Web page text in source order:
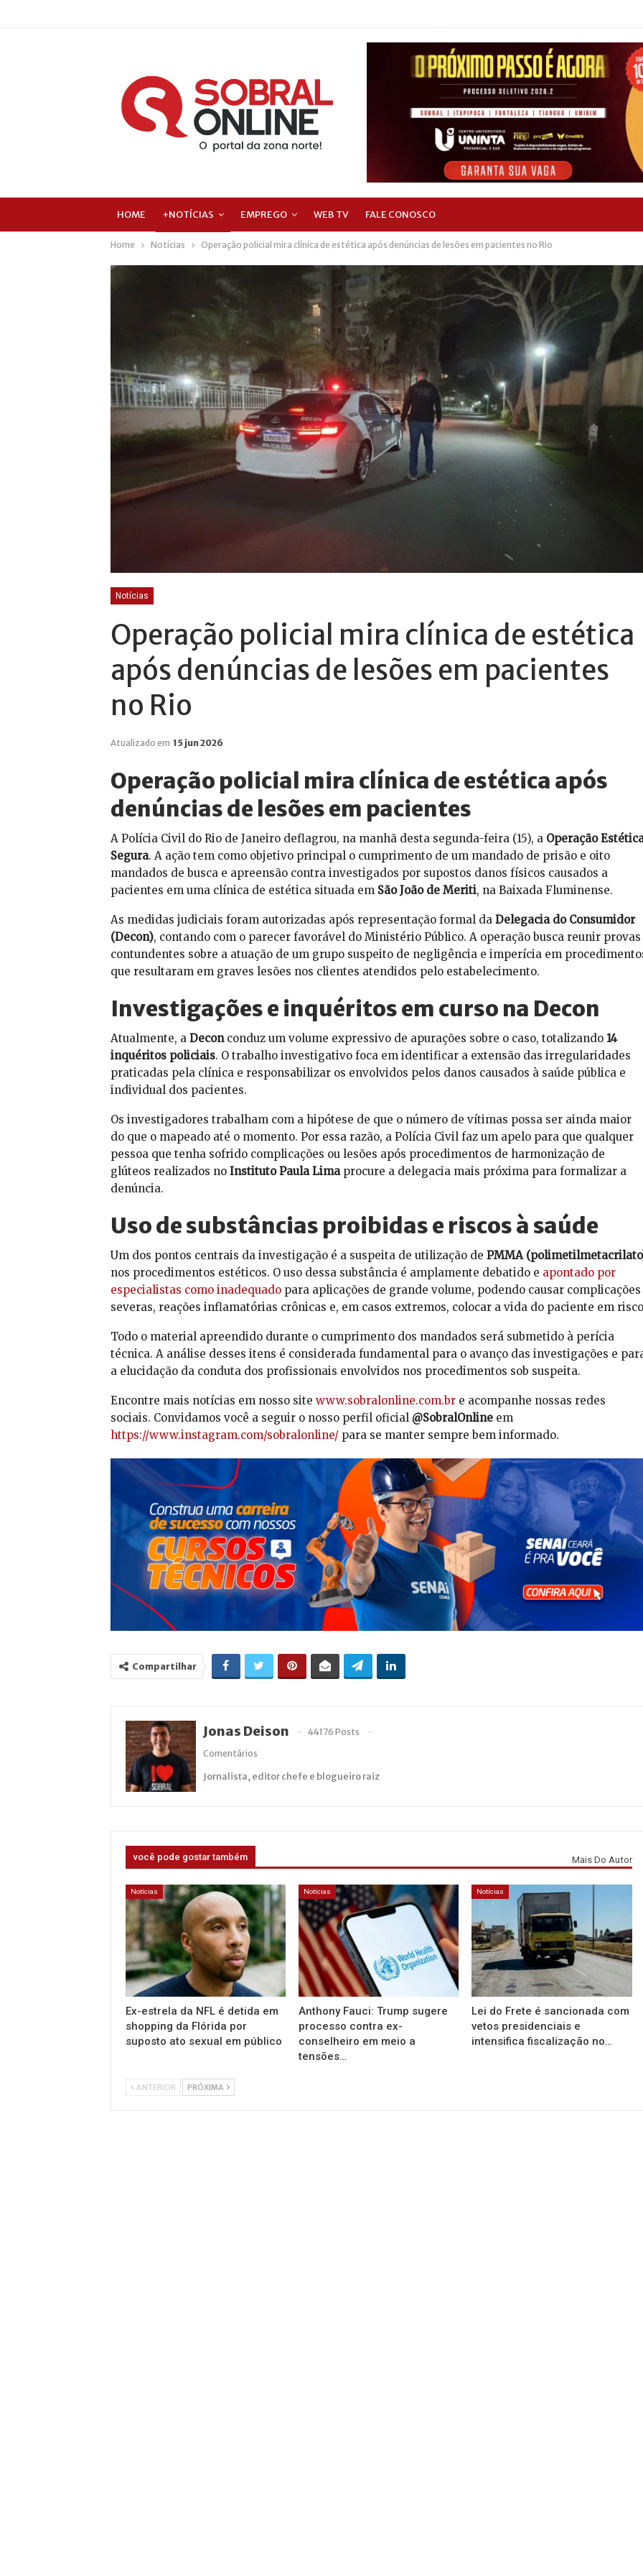
HOME +NOTÍCIAS EMPREGO WEB TV FALE CONOSCO
Home Notícias Operação policial mira clínica de estética após denúncias de lesões em pacientes no Rio
Notícias
Operação policial mira clínica de estética
após denúncias de lesões em pacientes
no Rio
Atualizado em 15 jun 2026
Operação policial mira clínica de estética após
denúncias de lesões em pacientes
A Polícia Civil do Rio de Janeiro deflagrou, na manhã desta segunda-feira (15), a Operação
Segura. A ação tem como objetivo principal o cumprimento de um mandado de prisão e oito
mandados de busca e apreensão contra investigados por supostos danos físicos causados a
pacientes em uma clínica de estética situada em São João de Meriti, na Baixada Fluminense.
As medidas judiciais foram autorizadas após representação formal da Delegacia do Consumidor
(Decon), contando com o parecer favorável do Ministério Público. A operação busca reunir provas
contundentes sobre a atuação de um grupo suspeito de negligência e imperícia em
que resultaram em graves lesões nos clientes atendidos pelo estabelecimento.
Investigações e inquéritos em curso na Decon
Atualmente, a Deconconduz um volume expressivo de apurações sobre o caso, totalizando 14
inquéritos policiais. O trabalho investigativo foca em identificar a extensão das irregularidades
praticadas pela clínica e responsabilizar os envolvidos pelos danos causados à saúde pública e
individual dos pacientes.
Os investigadores trabalham com a hipótese de que o número de vítimas possa ser ainda maior
do que o mapeado até o momento. Por essa razão, a Polícia Civil faz um apelo para que qualquer
pessoa que tenha sofrido complicações ou lesões após procedimentos de harmonização de
glúteos realizados no Instituto Paula Limaprocure a delegacia mais próxima para formalizar a
denúncia.
Uso de substâncias proibidas e riscos à saúde
Um dos pontos centrais da investigação é a suspeita de utilização de PMMA
nos procedimentos estéticos. O uso dessa substância é amplamente debatido e apontado por
especialistas como inadequadopara aplicações de grande volume, podendo causar complicações
severas, reações inflamatórias crônicas e, em casos extremos, colocar a vida do paciente em
Todo o material apreendido durante o cumprimento dos mandados será submetido à perícia
técnica. A análise desses itens é considerada fundamental para o avanço das investigações e
a elucidação da conduta dos profissionais envolvidos nos procedimentos sob suspeita.
Encontre mais notícias em nosso site www.sobralonline.com.bre acompanhe nossas redes
sociais. Convidamos você a seguir o nosso perfil oficial @SobralOnlineem
https://www.instagram.com/sobralonline/para se manter sempre bem informado.
Compartilhar
Jonas Deison
44176 Posts
Comentários
Jornalista, editor chefe e blogueiro raiz
você pode gostar também Mais Do Autor
Notícias
Ex-estrela da NFL é detida em
shopping da Flórida por
suposto ato sexual em público
Notícias
Anthony Fauci: Trump sugere
processo contra ex-
conselheiro em meio a
tensões…
Notícias
Lei do Frete é sancionada com
vetos presidenciais e
intensifica fiscalização no…
ANTERIOR PRÓXIMA